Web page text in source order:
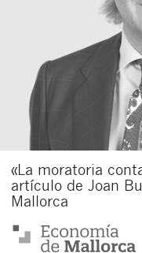
«La moratoria
artículo de Joan
Mallorca